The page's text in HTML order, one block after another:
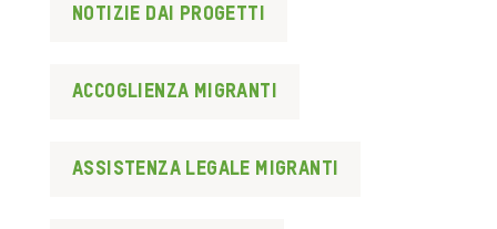
Notizie dai progetti
accoglienza migranti
assistenza legale migranti